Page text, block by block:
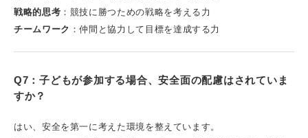
戦略的思考 ：競技に勝つための戦略を考える力
チームワーク ：仲間と協力して目標を達成する力
Q7：子どもが参加する場合、安全面の配慮はされていま
すか？
はい、安全を第一に考えた環境を整えています。